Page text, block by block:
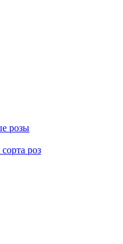
розы
роз